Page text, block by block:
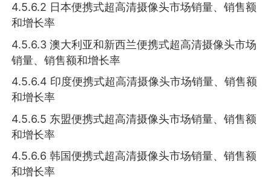
4.5.6.2 日本便携式超高清摄像头市场销量、销售额
和增长率
4.5.6.3 澳大利亚和新西兰便携式超高清摄像头市场
销量、销售额和增长率
4.5.6.4 印度便携式超高清摄像头市场销量、销售额
和增长率
4.5.6.5 东盟便携式超高清摄像头市场销量、销售额
和增长率
4.5.6.6 韩国便携式超高清摄像头市场销量、销售额
和增长率